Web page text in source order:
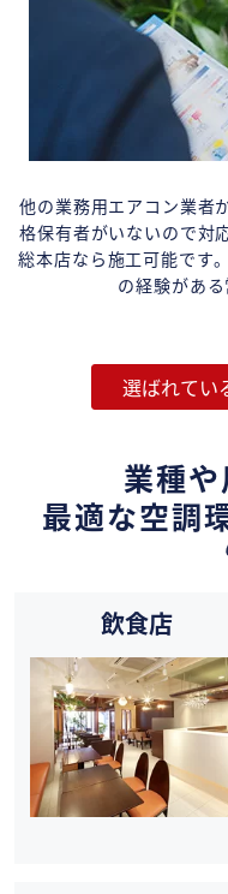
他の業務用エアコン業者
格保有者がいないので対
総本店なら施工可能です
の経験がある
選ばれてい
業種
最適な空調
飲食店